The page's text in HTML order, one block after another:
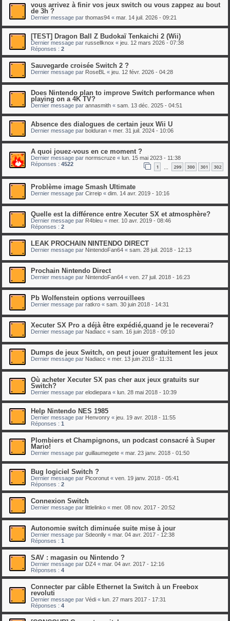
vous arrivez à finir vos jeux switch ou vous zappez au bout
de 3h ?
Dernier message par thomas94 « mar. 14 juil. 2026 - 09:21
[TEST] Dragon Ball Z Budokaï Tenkaichi 2 (Wii)
Dernier message par russellknox « jeu. 12 mars 2026 - 07:38
Réponses : 2
Sauvegarde croisée Switch 2 ?
Dernier message par RoseBL « jeu. 12 févr. 2026 - 04:28
Does Nintendo plan to improve Switch performance when
playing on a 4K TV?
Dernier message par annasmith « sam. 13 déc. 2025 - 04:51
Absence des dialogues de certain jeux Wii U
Dernier message par bolduran « mer. 31 juil. 2024 - 10:06
A quoi jouez-vous en ce moment ?
Dernier message par normscruze « lun. 15 mai 2023 - 11:38
Réponses : 4522 1 299 300 301 302
Problème image Smash Ultimate
Dernier message par Cirreip « dim. 14 avr. 2019 - 10:16
Quelle est la différence entre Xecuter SX et atmosphère?
Dernier message par R4bleu « mer. 10 avr. 2019 - 08:46
Réponses : 2
LEAK PROCHAIN NINTENDO DIRECT
Dernier message par NintendoFan64 « sam. 28 juil. 2018 - 12:13
Prochain Nintendo Direct
Dernier message par NintendoFan64 « ven. 27 juil. 2018 - 16:23
Pb Wolfenstein options verrouillees
Dernier message par ratkro « sam. 30 juin 2018 - 14:31
Xecuter SX Pro a déjà être expédié,quand je le receverai?
Dernier message par Nadiacc « sam. 16 juin 2018 - 09:10
Dumps de jeux Switch, on peut jouer gratuitement les jeux
Dernier message par Nadiacc « mer. 13 juin 2018 - 11:31
Où acheter Xecuter SX pas cher aux jeux gratuits sur
Switch?
Dernier message par elodiepara « lun. 28 mai 2018 - 10:39
Help Nintendo NES 1985
Dernier message par Henvonry « jeu. 19 avr. 2018 - 11:55
Réponses : 1
Plombiers et Champignons, un podcast consacré à Super
Mario!
Dernier message par guillaumegete « mar. 23 janv. 2018 - 01:50
Bug logiciel Switch ?
Dernier message par Picoronut « ven. 19 janv. 2018 - 05:41
Réponses : 2
Connexion Switch
Dernier message par littlelinko « mer. 08 nov. 2017 - 20:52
Autonomie switch diminuée suite mise à jour
Dernier message par Sdeonlly « mar. 04 avr. 2017 - 12:38
Réponses : 1
SAV : magasin ou Nintendo ?
Dernier message par DZ4 « mar. 04 avr. 2017 - 12:16
Réponses : 4
Connecter par câble Ethernet la Switch à un Freebox
revoluti
Dernier message par Védi « lun. 27 mars 2017 - 17:31
Réponses : 4